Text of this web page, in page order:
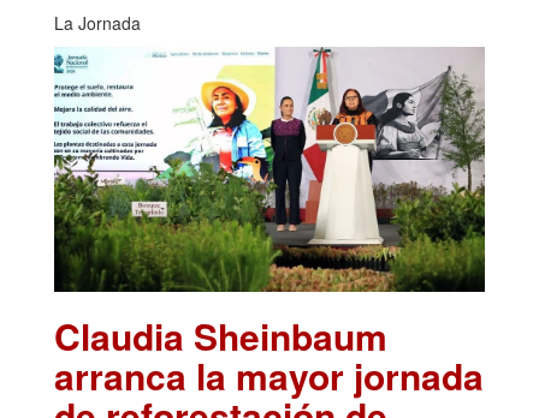
La Jornada
Claudia Sheinbaum
arranca la mayor jornada